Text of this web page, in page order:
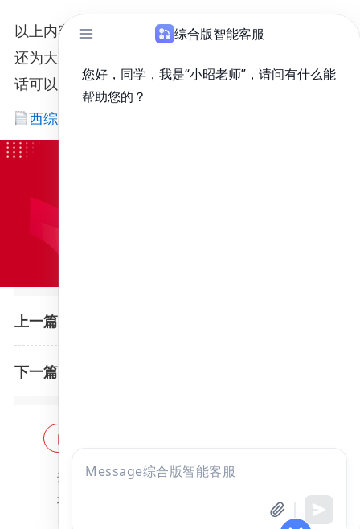
以上内容由昭昭医考为大家收集整理，此外，昭昭
还为大家准备了临床医学的备考资料，如果需要的
话可以点击下载附件：
西综考前考点冲刺内容总结-点睛版.pdf
上一篇：
下一篇：
网站首页
违法和不良信息举报邮箱：zzjy-fw@yikao88.com
北京市西城区宣武门东河沿街69号正弘大厦208室
北京昭天下教育科技有限公司 版权所有
点击
全部考试 免费试听